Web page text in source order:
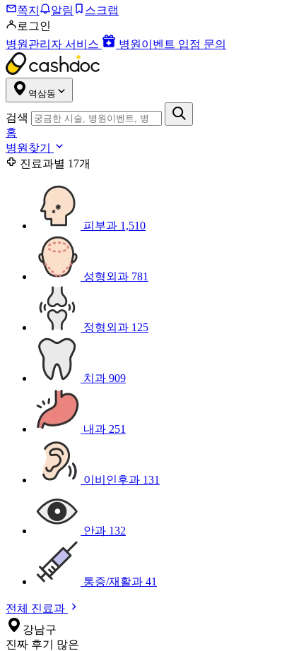
쪽지 알림
스크랩
로그인
병원관리자 서비스
병원이벤트 입점 문의
역삼동
검색
홈
병원찾기
진료과별 17개
피부과 1,510
성형외과 781
정형외과 125
치과 909
내과 251
이비인후과 131
안과 132
통증/재활과 41
전체 진료과
강남구
진짜 후기 많은